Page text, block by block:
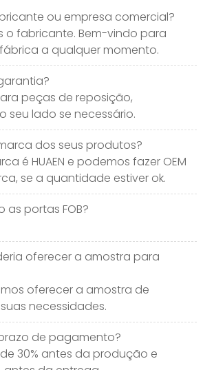
ou empresa comercial?
o fabricante. Bem-vindo para
a qualquer momento.
peças de reposição,
seu lado se necessário.
dos seus produtos?
é HUAEN e podemos fazer OEM
se a quantidade estiver ok.
as portas FOB?
oferecer a amostra para
oferecer a amostra de
necessidades.
de pagamento?
30% antes da produção e